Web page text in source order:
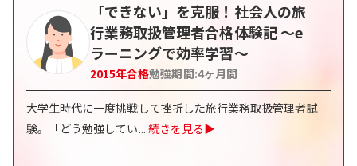
「できない」を克服！社会人の旅
行業務取扱管理者合格体験記 〜e
ラーニングで効率学習〜
2015年合格勉強期間:4ヶ月間
大学生時代に一度挑戦して挫折した旅行業務取扱管理者試
験。「どう勉強してい... 続きを見る▶